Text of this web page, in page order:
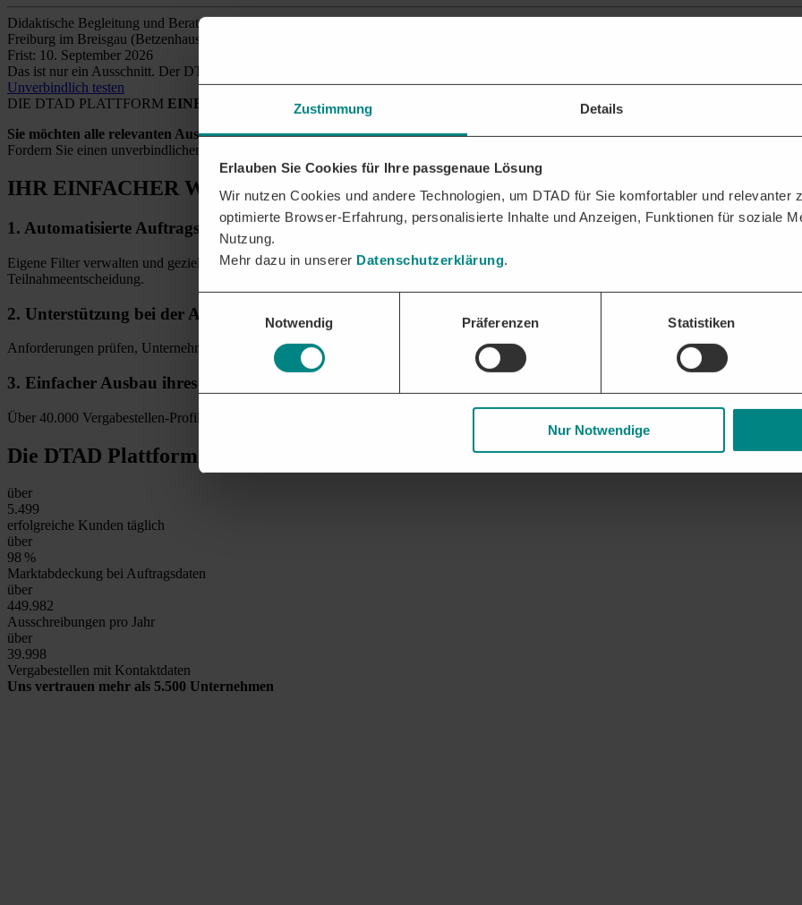
Zustimmung Details
Erlauben Sie Cookies für Ihre passgenaue Lösung
Wir nutzen Cookies und andere Technologien, um DTAD für Sie komfortabler und relevanter
optimierte Browser-Erfahrung, personalisierte Inhalte und Anzeigen, Funktionen für soziale
Nutzung.
Mehr dazu in unserer Datenschutzerklärung.
Notwendig
Präferenzen Statistiken
Nur Notwendige
Didaktische Begleitung und Beratung für das Bildungsprojekt DentalDigital 4.0
Freiburg im Breisgau (Betzenhausen)
Frist: 10. September 2026
Das ist nur ein Ausschnitt. Der DTAD findet täglich
Unverbindlich testen
DIE DTAD PLATTFORM EINE SICHERE LÖSUNG
Sie möchten alle relevanten Ausschreibungen und Aufträge einsehen?
Fordern Sie einen unverbindlichen Testzugang an und wir unterstützen Sie dabei, das Beste aus der DTAD Plattform für Sie herauszuholen.
IHR EINFACHER WEGZU NEUEN AUFTRÄGEN
1. Automatisierte Auftragsrecherche
Eigene Filter verwalten und gezielt zugeschnittene Ausschreibungen für Dienstleistungen zu Bildung & Erziehung erhalten. Analysen zu
Teilnahmeentscheidung.
2. Unterstützung bei der Angebotsabgabe
Anforderungen prüfen, Unternehmensschnittstellen einbinden, alle Angaben und Nachweise bündeln und fristgerecht einreichen – die
3. Einfacher Ausbau ihres Firmennetzwerks
Über 40.000 Vergabestellen-Profile bieten Klarheit über Entscheider und Geschäftsbeziehungen. Frühzeitige Updates zu auslaufenden
Die DTAD Plattform
über
5.500
erfolgreiche Kunden täglich
über
99 %
Marktabdeckung bei Auftragsdaten
über
450.000
Ausschreibungen pro Jahr
über
40.000
Vergabestellen mit Kontaktdaten
Uns vertrauen mehr als 5.500 Unternehmen